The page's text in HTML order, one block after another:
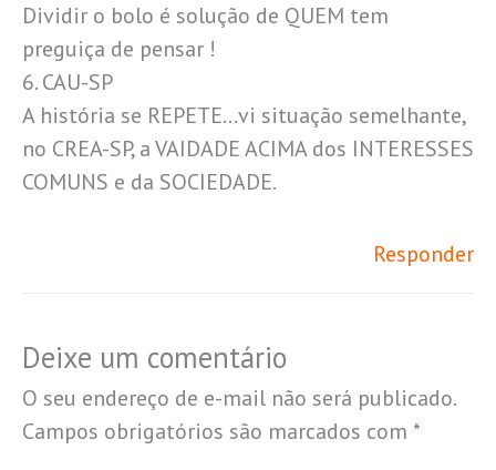
Dividir o bolo é solução de QUEM tem
preguiça de pensar !
6. CAU-SP
A história se REPETE…vi situação semelhante,
no CREA-SP, a VAIDADE ACIMA dos INTERESSES
COMUNS e da SOCIEDADE.
Responder
Deixe um comentário
O seu endereço de e-mail não será publicado.
Campos obrigatórios são marcados com *